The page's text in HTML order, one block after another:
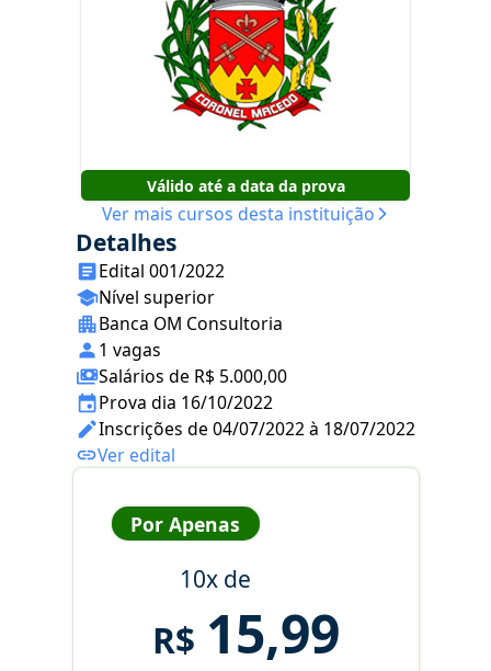
Válido até a data da prova
Ver mais cursos desta instituição
Detalhes
Edital 001/2022
Nível superior
Banca OM Consultoria
1 vagas
Salários de R$ 5.000,00
Prova dia 16/10/2022
Inscrições de 04/07/2022 à 18/07/2022
Ver edital
Por Apenas
10x de
R$ 15,99